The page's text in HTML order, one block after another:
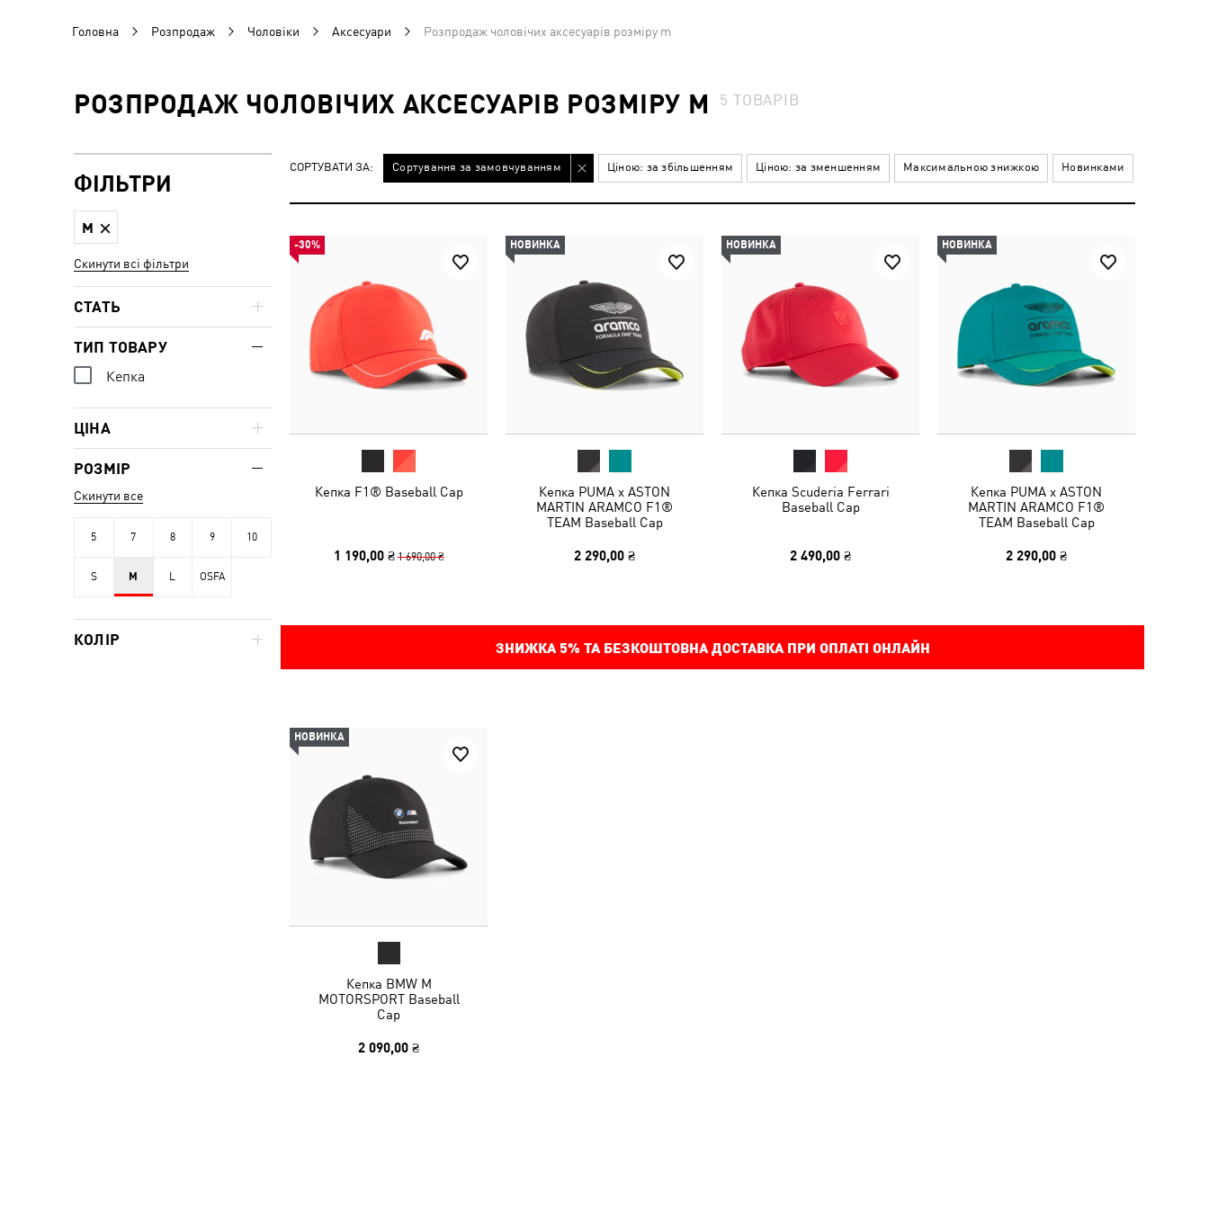
Головна Розпродаж Чоловіки Аксесуари Розпродаж чоловічих аксесуарів розміру m
РОЗПРОДАЖ ЧОЛОВІЧИХ АКСЕСУАРІВ РОЗМІРУ M 5 ТОВАРІВ
СОРТУВАТИ ЗА: Сортування за замовчуванням Ціною: за збільшенням Ціною: за зменшенням Максимальною знижкою Новинками
-30%
Кепка F1® Baseball Cap
1 190,00 ₴ 1 690,00 ₴
НОВИНКА
Кепка PUMA x ASTON
MARTIN ARAMCO F1®
TEAM Baseball Cap
2 290,00 ₴
НОВИНКА
Кепка Scuderia Ferrari
Baseball Cap
2 490,00 ₴
НОВИНКА
Кепка PUMA x ASTON
MARTIN ARAMCO F1®
TEAM Baseball Cap
2 290,00 ₴
ЗНИЖКА 5% ТА БЕЗКОШТОВНА ДОСТАВКА ПРИ ОПЛАТІ ОНЛАЙН
НОВИНКА
Кепка BMW M
MOTORSPORT Baseball
Cap
2 090,00 ₴
ФІЛЬТРИ
M
Скинути всі фільтри
СТАТЬ
ТИП ТОВАРУ
Кепка
ЦІНА
РОЗМІР
Скинути все
5 7 8 9 10
S M L OSFA
КОЛІР